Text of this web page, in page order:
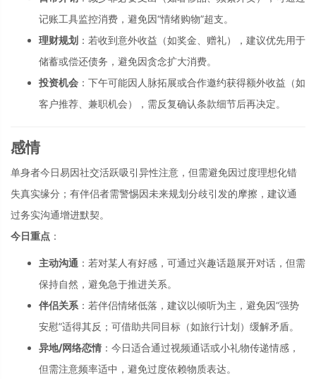
记账工具监控消费，避免因“情绪购物”超支。
理财规划 ：若收到意外收益（如奖金、赠礼），建议优先用于
储蓄或偿还债务，避免因贪念扩大消费。
投资机会 ：下午可能因人脉拓展或合作邀约获得额外收益（如
客户推荐、兼职机会），需反复确认条款细节后再决定。
感情
单身者今日易因社交活跃吸引异性注意，但需避免因过度理想化错
失真实缘分；有伴侣者需警惕因未来规划分歧引发的摩擦，建议通
过务实沟通增进默契。
今日重点 ：
主动沟通 ：若对某人有好感，可通过兴趣话题展开对话，但需
保持自然，避免急于推进关系。
伴侣关系 ：若伴侣情绪低落，建议以倾听为主，避免因“强势
安慰”适得其反；可借助共同目标（如旅行计划）缓解矛盾。
异地/网络恋情 ：今日适合通过视频通话或小礼物传递情感，
但需注意频率适中，避免过度依赖物质表达。